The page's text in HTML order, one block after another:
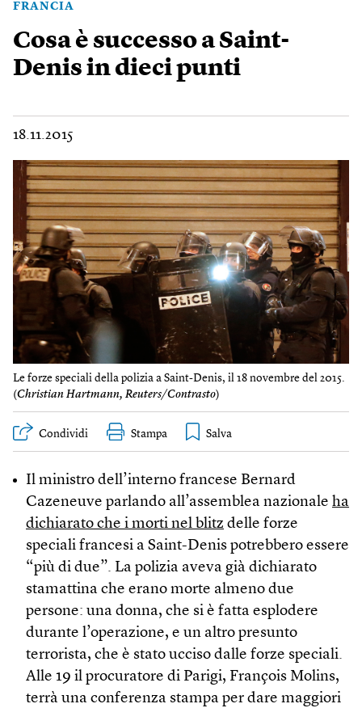
FRANCIA
Cosa è successo a Saint-
Denis in dieci punti
18.11.2015
Le forze speciali della polizia a Saint-Denis, il 18 novembre del 2015.
(Christian Hartmann, Reuters/Contrasto)
Condividi Stampa
Il ministro dell’interno francese Bernard
Cazeneuve parlando all’assemblea nazionale ha
dichiarato che i morti nel blitz delle forze
speciali francesi a Saint-Denis potrebbero essere
“più di due”. La polizia aveva già dichiarato
stamattina che erano morte almeno due
persone: una donna, che si è fatta esplodere
durante l’operazione, e un altro presunto
terrorista, che è stato ucciso dalle forze speciali.
Alle 19 il procuratore di Parigi, François Molins,
terrà una conferenza stampa per dare maggiori